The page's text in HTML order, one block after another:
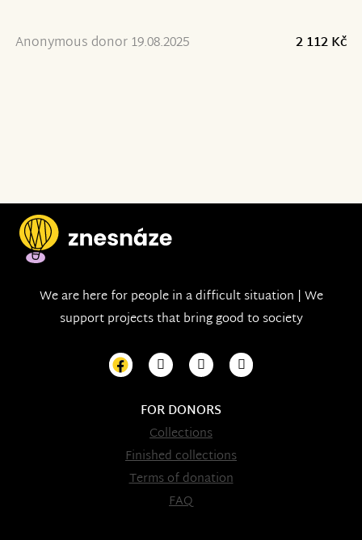
Anonymous donor 19.08.2025 2 112 Kč
We are here for people in a difficult situation | We
support projects that bring good to society
FOR DONORS
Collections
Finished collections
Terms of donation
FAQ